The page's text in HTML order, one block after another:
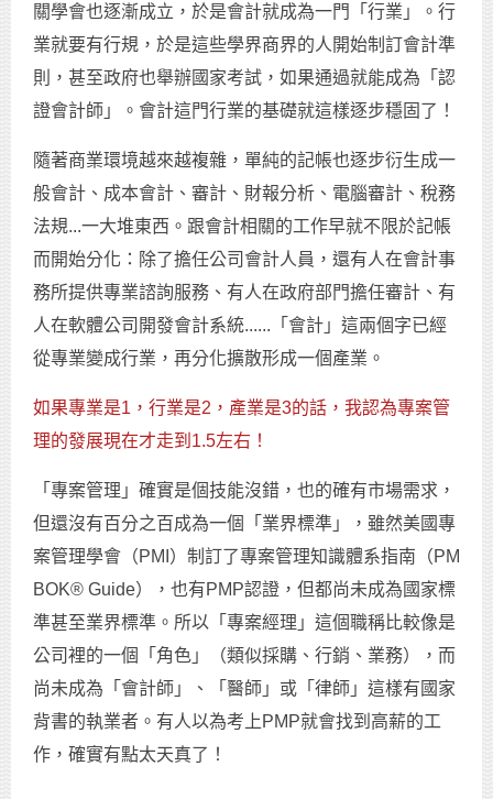
關學會也逐漸成立，於是會計就成為一門「行業」。行
業就要有行規，於是這些學界商界的人開始制訂會計準
則，甚至政府也舉辦國家考試，如果通過就能成為「認
證會計師」。會計這門行業的基礎就這樣逐步穩固了！
隨著商業環境越來越複雜，單純的記帳也逐步衍生成一
般會計、成本會計、審計、財報分析、電腦審計、稅務
法規...一大堆東西。跟會計相關的工作早就不限於記帳
而開始分化：除了擔任公司會計人員，還有人在會計事
務所提供專業諮詢服務、有人在政府部門擔任審計、有
人在軟體公司開發會計系統......「會計」這兩個字已經
從專業變成行業，再分化擴散形成一個產業。
如果專業是1，行業是2，產業是3的話，我認為專案管
理的發展現在才走到1.5左右！
「專案管理」確實是個技能沒錯，也的確有市場需求，
但還沒有百分之百成為一個「業界標準」，雖然美國專
案管理學會（PMI）制訂了專案管理知識體系指南（PM
BOK® Guide），也有PMP認證，但都尚未成為國家標
準甚至業界標準。所以「專案經理」這個職稱比較像是
公司裡的一個「角色」（類似採購、行銷、業務），而
尚未成為「會計師」、「醫師」或「律師」這樣有國家
背書的執業者。有人以為考上PMP就會找到高薪的工
作，確實有點太天真了！